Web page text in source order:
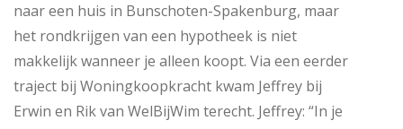
naar een huis in Bunschoten-Spakenburg, maar
het rondkrijgen van een hypotheek is niet
makkelijk wanneer je alleen koopt. Via een eerder
traject bij Woningkoopkracht kwam Jeffrey bij
Erwin en Rik van WelBijWim terecht. Jeffrey: “In je